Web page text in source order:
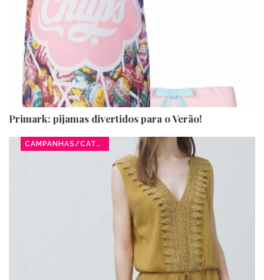
Primark: pijamas divertidos para o Verão!
CAMPANHAS/CATÁLOGOS